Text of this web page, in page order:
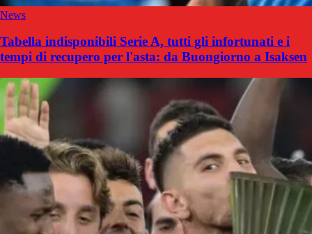
News
Tabella indisponibili Serie A, tutti gli infortunati e i
tempi di recupero per l'asta: da Buongiorno a Isaksen